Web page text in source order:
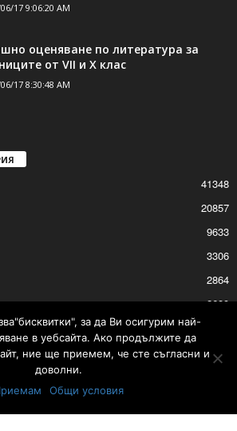
17 9:06:20 AM
оценяване по литература за
от VII и X клас
17 8:30:48 AM
41348
20857
9633
3306
2864
2689
за да Ви осигурим най-
в уебсайта. Ако продължите да
ние ще приемем, че сте съгласни и
доволни.
Общи условия